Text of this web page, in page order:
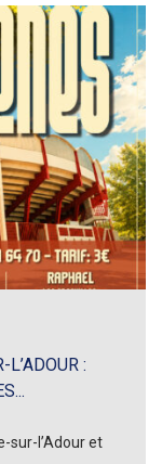
L’ADOUR :
sur-l’Adour et